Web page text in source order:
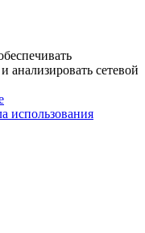
анализировать сетевой
использования